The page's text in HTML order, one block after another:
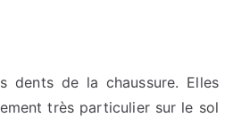
dents de la chaussure. Elles
très particulier sur le sol